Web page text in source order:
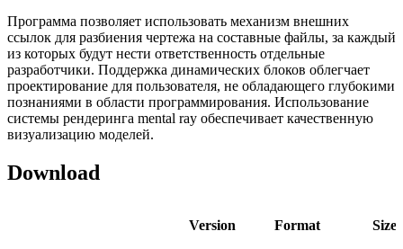
Программа позволяет использовать механизм внешних
ссылок для разбиения чертежа на составные файлы, за каждый
из которых будут нести ответственность отдельные
разработчики. Поддержка динамических блоков облегчает
проектирование для пользователя, не обладающего глубокими
познаниями в области программирования. Использование
системы рендеринга mental ray обеспечивает качественную
визуализацию моделей.
Download
Version Format Size